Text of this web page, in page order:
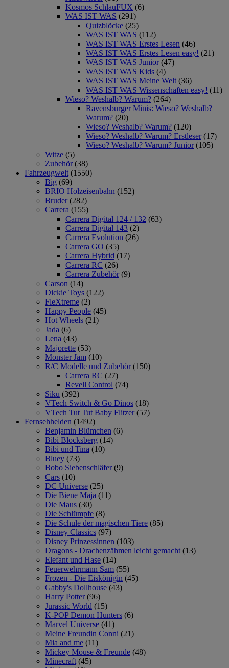
Kosmos SchlauFUX (6)
WAS IST WAS (291)
Quizblöcke (25)
WAS IST WAS (112)
WAS IST WAS Erstes Lesen (46)
WAS IST WAS Erstes Lesen easy! (21)
WAS IST WAS Junior (47)
WAS IST WAS Kids (4)
WAS IST WAS Meine Welt (36)
WAS IST WAS Wissenschaften easy! (11)
Wieso? Weshalb? Warum? (264)
Ravensburger Minis: Wieso? Weshalb?
Warum? (20)
Wieso? Weshalb? Warum? (120)
Wieso? Weshalb? Warum? Erstleser (17)
Wieso? Weshalb? Warum? Junior (105)
Witze (5)
Zubehör (38)
Fahrzeugwelt (1550)
Big (69)
BRIO Holzeisenbahn (152)
Bruder (282)
Carrera (155)
Carrera Digital 124 / 132 (63)
Carrera Digital 143 (2)
Carrera Evolution (26)
Carrera GO (35)
Carrera Hybrid (17)
Carrera RC (26)
Carrera Zubehör (9)
Carson (14)
Dickie Toys (122)
FleXtreme (2)
Happy People (45)
Hot Wheels (21)
Jada (6)
Lena (43)
Majorette (53)
Monster Jam (10)
R/C Modelle und Zubehör (150)
Carrera RC (27)
Revell Control (74)
Siku (392)
VTech Switch & Go Dinos (18)
VTech Tut Tut Baby Flitzer (57)
Fernsehhelden (1492)
Benjamin Blümchen (6)
Bibi Blocksberg (14)
Bibi und Tina (10)
Bluey (73)
Bobo Siebenschläfer (9)
Cars (10)
DC Universe (25)
Die Biene Maja (11)
Die Maus (30)
Die Schlümpfe (8)
Die Schule der magischen Tiere (85)
Disney Classics (97)
Disney Prinzessinnen (103)
Dragons - Drachenzähmen leicht gemacht (13)
Elefant und Hase (14)
Feuerwehrmann Sam (55)
Frozen - Die Eiskönigin (45)
Gabby's Dollhouse (43)
Harry Potter (96)
Jurassic World (15)
K-POP Demon Hunters (6)
Marvel Universe (41)
Meine Freundin Conni (21)
Mia and me (11)
Mickey Mouse & Freunde (48)
Minecraft (45)